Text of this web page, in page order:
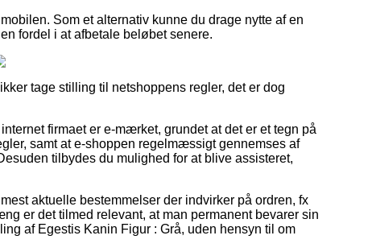
Som et alternativ kunne du drage nytte af en
fordel i at afbetale beløbet senere.
tage stilling til netshoppens regler, det er dog
firmaet er e-mærket, grundet at det er et tegn på
samt at e-shoppen regelmæssigt gennemses af
tilbydes du mulighed for at blive assisteret,
aktuelle bestemmelser der indvirker på ordren, fx
er det tilmed relevant, at man permanent bevarer sin
af Egestis Kanin Figur : Grå, uden hensyn til om